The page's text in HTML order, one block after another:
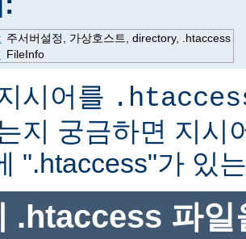
주서버설정, 가상호스트, directory, .htaccess
FileInfo
시어를
지 궁금하면 지시
".htaccess"가 있
.htaccess 파일